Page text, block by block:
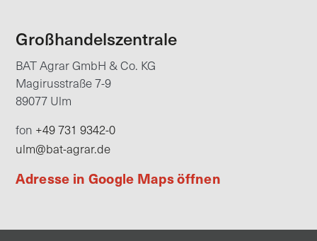
Großhandelszentrale
BAT Agrar GmbH & Co. KG
Magirusstraße 7-9
89077 Ulm
fon +49 731 9342-0
ulm@bat-agrar.de
Adresse in Google Maps öffnen